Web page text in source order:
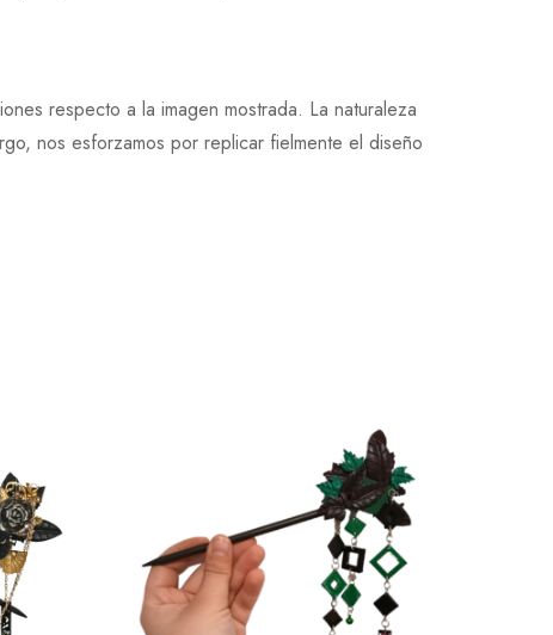
respecto a la imagen mostrada. La naturaleza
nos esforzamos por replicar fielmente el diseño